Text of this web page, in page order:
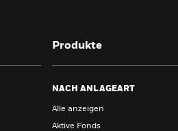
Produkte
NACH ANLAGEART
Alle anzeigen
Aktive Fonds